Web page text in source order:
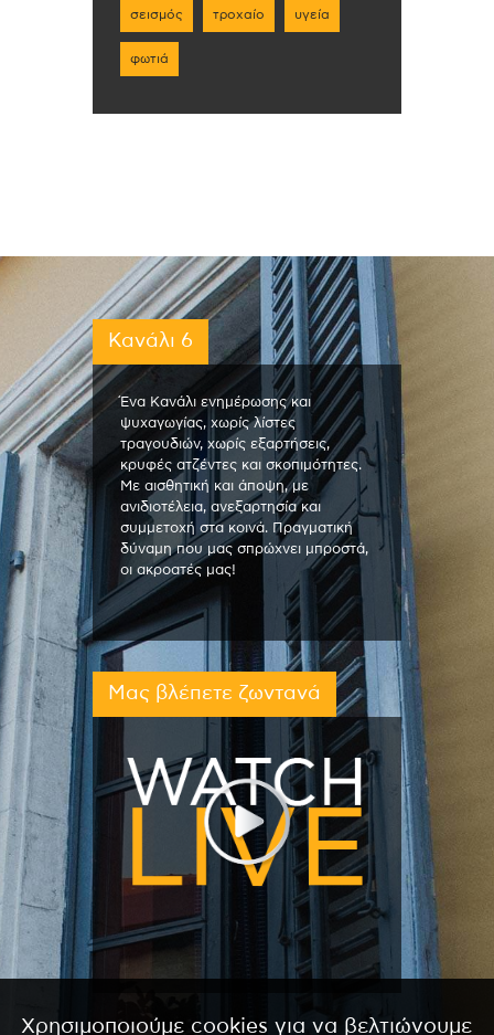
σεισμός τροχαίο υγεία
φωτιά
Κανάλι 6
Ένα Κανάλι ενημέρωσης και
ψυχαγωγίας, χωρίς λίστες
τραγουδιών, χωρίς εξαρτήσεις,
κρυφές ατζέντες και σκοπιμότητες.
Με αισθητική και άποψη, με
ανιδιοτέλεια, ανεξαρτησία και
συμμετοχή στα κοινά. Πραγματική
δύναμη που μας σπρώχνει μπροστά,
οι ακροατές μας!
Μας βλέπετε ζωντανά
Χρησιμοποιούμε cookies για να βελτιώνουμε